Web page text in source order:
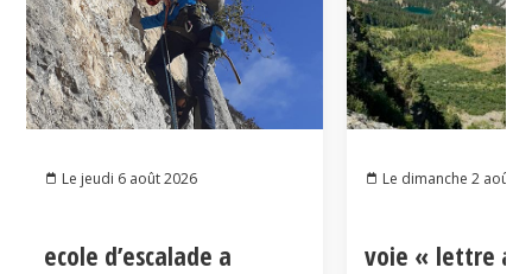
Le jeudi 6 août 2026
ecole d’escalade a
Le dimanche 2 août
voie « lettre